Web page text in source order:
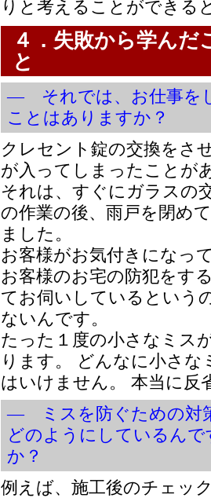
りと考えることができる
４．失敗から学ん
と
― それでは、お仕事を
ことはありますか？
クレセント錠の交換をさ
が入ってしまったことが
それは、すぐにガラスの
の作業の後、雨戸を閉め
ました。
お客様がお気付きになっ
お客様のお宅の防犯をす
てお伺いしているという
ないんです。
たった１度の小さなミス
ります。 どんなに小さ
はいけません。 本当に反
― ミスを防ぐための対
どのようにしているんで
か？
例えば、施工後のチェッ